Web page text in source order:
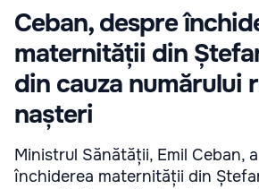
Ceban, despre
maternității din
din cauza numărului
nașteri
Ministrul Sănătății, Emil Ceban,
închiderea maternității din